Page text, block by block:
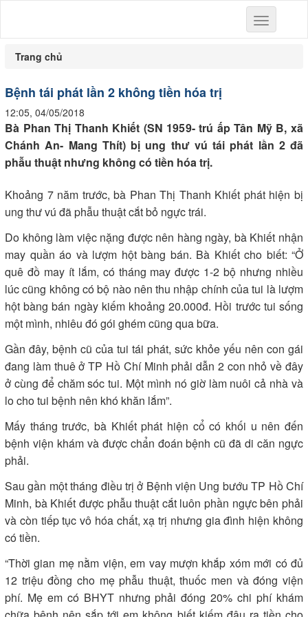
Toggle
navigation
Trang chủ
Bệnh tái phát lần 2 không tiền hóa trị
12:05, 04/05/2018
Bà Phan Thị Thanh Khiết (SN 1959- trú ấp Tân Mỹ B, xã
Chánh An- Mang Thít) bị ung thư vú tái phát lần 2 đã
phẫu thuật nhưng không có tiền hóa trị.
Khoảng 7 năm trước, bà Phan Thị Thanh Khiết phát hiện bị
ung thư vú đã phẫu thuật cắt bỏ ngực trái.
Do không làm việc nặng được nên hàng ngày, bà Khiết nhận
may quần áo và lượm hột bàng bán. Bà Khiết cho biết: “Ở
quê đồ may ít lắm, có tháng may được 1-2 bộ nhưng nhiều
lúc cũng không có bộ nào nên thu nhập chính của tui là lượm
hột bàng bán ngày kiếm khoảng 20.000đ. Hồi trước tui sống
một mình, nhiêu đó gói ghém cũng qua bữa.
Gần đây, bệnh cũ của tui tái phát, sức khỏe yếu nên con gái
đang làm thuê ở TP Hồ Chí Minh phải dẫn 2 con nhỏ về đây
ở cùng để chăm sóc tui. Một mình nó giờ làm nuôi cả nhà và
lo cho tui bệnh nên khó khăn lắm”.
Mấy tháng trước, bà Khiết phát hiện cổ có khối u nên đến
bệnh viện khám và được chẩn đoán bệnh cũ đã di căn ngực
phải.
Sau gần một tháng điều trị ở Bệnh viện Ung bướu TP Hồ Chí
Minh, bà Khiết được phẫu thuật cắt luôn phần ngực bên phải
và còn tiếp tục vô hóa chất, xạ trị nhưng gia đình hiện không
có tiền.
“Thời gian mẹ nằm viện, em vay mượn khắp xóm mới có đủ
12 triệu đồng cho mẹ phẫu thuật, thuốc men và đóng viện
phí. Mẹ em có BHYT nhưng phải đóng 20% chi phí khám